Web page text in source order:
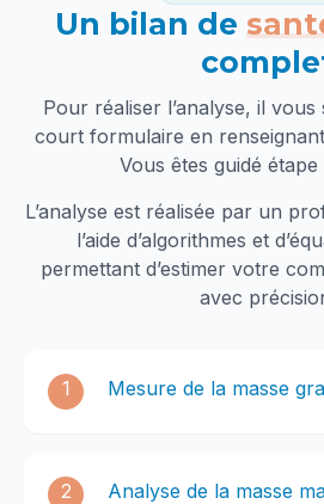
Un bilan de
Pour réaliser l’analyse, il
court formulaire en
Vous êtes guidé
L’analyse est réalisée par un
l’aide d’algorithmes et
permettant d’estimer votre
avec
1 Mesure de la masse
2 Analyse de la masse